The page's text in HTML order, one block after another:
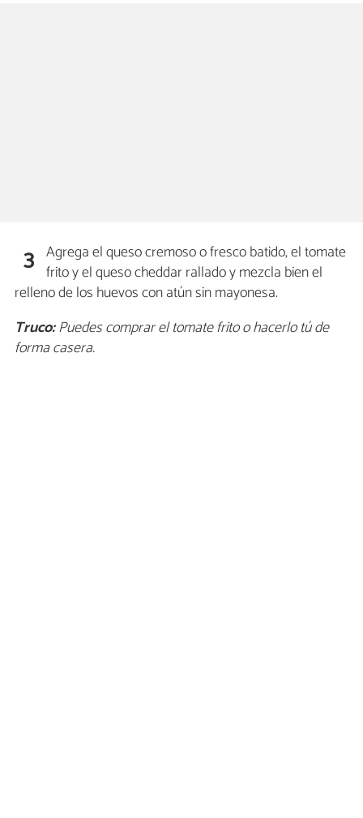
3 Agrega el queso cremoso o fresco batido, el tomate
frito y el queso cheddar rallado y mezcla bien el
relleno de los huevos con atún sin mayonesa.
Truco:Puedes comprar el tomate frito o hacerlo tú de
forma casera.